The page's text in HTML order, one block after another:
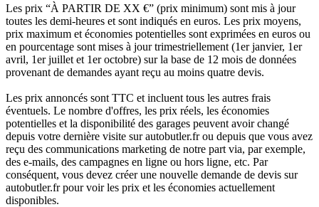
Les prix “À PARTIR DE XX €” (prix minimum) sont mis à jour
toutes les demi-heures et sont indiqués en euros. Les prix moyens,
prix maximum et économies potentielles sont exprimées en euros ou
en pourcentage sont mises à jour trimestriellement (1er janvier, 1er
avril, 1er juillet et 1er octobre) sur la base de 12 mois de données
provenant de demandes ayant reçu au moins quatre devis.
Les prix annoncés sont TTC et incluent tous les autres frais
éventuels. Le nombre d'offres, les prix réels, les économies
potentielles et la disponibilité des garages peuvent avoir changé
depuis votre dernière visite sur autobutler.fr ou depuis que vous avez
reçu des communications marketing de notre part via, par exemple,
des e-mails, des campagnes en ligne ou hors ligne, etc. Par
conséquent, vous devez créer une nouvelle demande de devis sur
autobutler.fr pour voir les prix et les économies actuellement
disponibles.